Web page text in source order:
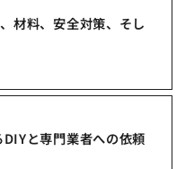
材料、安全対策、そし
と専門業者への依頼